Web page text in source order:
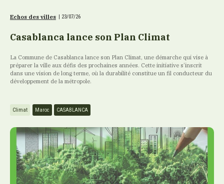
Echos des villes 23/07/26
Casablanca lance son Plan Climat
La Commune de Casablanca lance son Plan Climat, une démarche qui vise à
préparer la ville aux défis des prochaines années. Cette initiative s’inscrit
dans une vision de long terme, où la durabilité constitue un fil conducteur du
développement de la métropole.
Climat Maroc CASABLANCA